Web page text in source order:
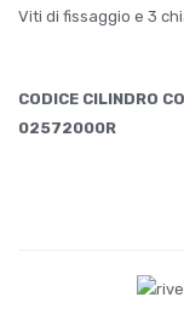
Viti di fissaggio e 3
CODICE CILINDRO
02572000R